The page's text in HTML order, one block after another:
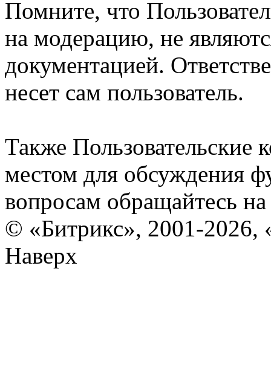
Помните, что
на модерацию, не
документацией.
несет сам пользователь.
Также Пользовательские
местом для обсуждения
вопросам обращайтесь
© «Битрикс», 2001-2026,
Наверх